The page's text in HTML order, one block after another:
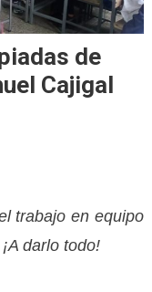
de
Cajigal
trabajo en equipo
darlo todo!